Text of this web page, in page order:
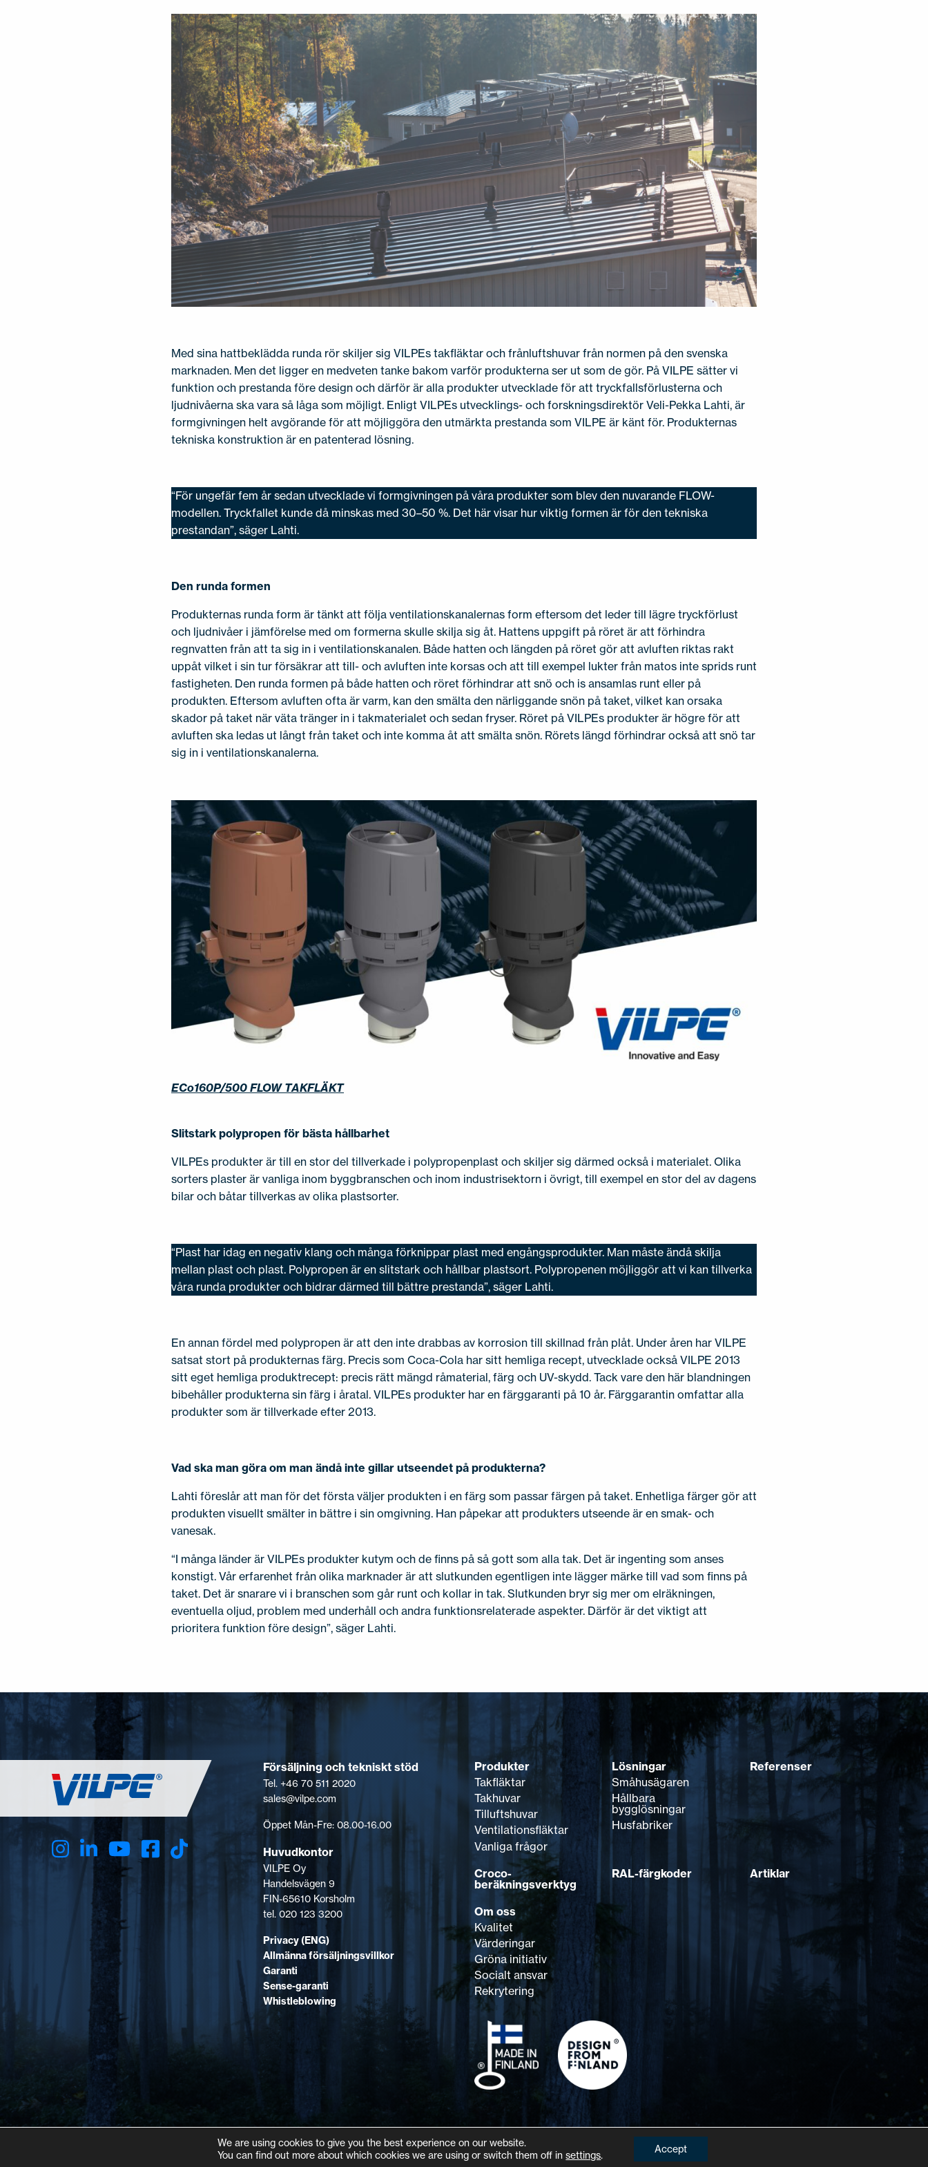
LT LV ET UK RU
Med sina hattbeklädda runda rör skiljer sig VILPEs takfläktar och frånluftshuvar från normen på den svenska
marknaden. Men det ligger en medveten tanke bakom varför produkterna ser ut som de gör. På VILPE sätter vi
funktion och prestanda före design och därför är alla produkter utvecklade för att tryckfallsförlusterna och
ljudnivåerna ska vara så låga som möjligt. Enligt VILPEs utvecklings- och forskningsdirektör Veli-Pekka Lahti, är
formgivningen helt avgörande för att möjliggöra den utmärkta prestanda som VILPE är känt för. Produkternas
tekniska konstruktion är en patenterad lösning.
“För ungefär fem år sedan utvecklade vi formgivningen på våra produkter som blev den nuvarande FLOW-
modellen. Tryckfallet kunde då minskas med 30–50 %. Det här visar hur viktig formen är för den tekniska
prestandan”, säger Lahti.
Den runda formen
Produkternas runda form är tänkt att följa ventilationskanalernas form eftersom det leder till lägre tryckförlust
och ljudnivåer i jämförelse med om formerna skulle skilja sig åt. Hattens uppgift på röret är att förhindra
regnvatten från att ta sig in i ventilationskanalen. Både hatten och längden på röret gör att avluften riktas rakt
uppåt vilket i sin tur försäkrar att till- och avluften inte korsas och att till exempel lukter från matos inte sprids runt
fastigheten. Den runda formen på både hatten och röret förhindrar att snö och is ansamlas runt eller på
produkten. Eftersom avluften ofta är varm, kan den smälta den närliggande snön på taket, vilket kan orsaka
skador på taket när väta tränger in i takmaterialet och sedan fryser. Röret på VILPEs produkter är högre för att
avluften ska ledas ut långt från taket och inte komma åt att smälta snön. Rörets längd förhindrar också att snö tar
sig in i ventilationskanalerna.
ECo160P/500 FLOW TAKFLÄKT
Slitstark polypropen för bästa hållbarhet
VILPEs produkter är till en stor del tillverkade i polypropenplast och skiljer sig därmed också i materialet. Olika
sorters plaster är vanliga inom byggbranschen och inom industrisektorn i övrigt, till exempel en stor del av dagens
bilar och båtar tillverkas av olika plastsorter.
“Plast har idag en negativ klang och många förknippar plast med engångsprodukter. Man måste ändå skilja
mellan plast och plast. Polypropen är en slitstark och hållbar plastsort. Polypropenen möjliggör att vi kan tillverka
våra runda produkter och bidrar därmed till bättre prestanda”, säger Lahti.
En annan fördel med polypropen är att den inte drabbas av korrosion till skillnad från plåt. Under åren har VILPE
satsat stort på produkternas färg. Precis som Coca-Cola har sitt hemliga recept, utvecklade också VILPE 2013
sitt eget hemliga produktrecept: precis rätt mängd råmaterial, färg och UV-skydd. Tack vare den här blandningen
bibehåller produkterna sin färg i åratal. VILPEs produkter har en färggaranti på 10 år. Färggarantin omfattar alla
produkter som är tillverkade efter 2013.
Vad ska man göra om man ändå inte gillar utseendet på produkterna?
Lahti föreslår att man för det första väljer produkten i en färg som passar färgen på taket. Enhetliga färger gör att
produkten visuellt smälter in bättre i sin omgivning. Han påpekar att produkters utseende är en smak- och
vanesak.
“I många länder är VILPEs produkter kutym och de finns på så gott som alla tak. Det är ingenting som anses
konstigt. Vår erfarenhet från olika marknader är att slutkunden egentligen inte lägger märke till vad som finns på
taket. Det är snarare vi i branschen som går runt och kollar in tak. Slutkunden bryr sig mer om elräkningen,
eventuella oljud, problem med underhåll och andra funktionsrelaterade aspekter. Därför är det viktigt att
prioritera funktion före design”, säger Lahti.
Försäljning och tekniskt stöd
Tel. +46 70 511 2020
sales@vilpe.com
Öppet Mån-Fre: 08.00-16.00
Huvudkontor
VILPE Oy
Handelsvägen 9
FIN-65610 Korsholm
tel. 020 123 3200
Privacy (ENG)
Allmänna försäljningsvillkor
Garanti
Sense-garanti
Whistleblowing
Produkter
Takfläktar
Takhuvar
Tilluftshuvar
Ventilationsfläktar
Vanliga frågor
Lösningar
Småhusägaren
Hållbara
bygglösningar
Husfabriker
Referenser
Croco-
beräkningsverktyg
RAL-färgkoder Artiklar
Om oss
Kvalitet
Värderingar
Gröna initiativ
Socialt ansvar
Rekrytering
We are using cookies to give you the best experience on our website.
You can find out more about which cookies we are using or switch them off insettings.
Accept